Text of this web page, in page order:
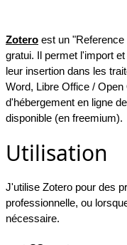
Zotero est un
gratui. Il permet l'import
leur insertion dans les
Word, Libre Office /
d'hébergement en ligne
disponible (en freemium).
Utilisation
J'utilise Zotero pour des
professionnelle, ou
nécessaire.